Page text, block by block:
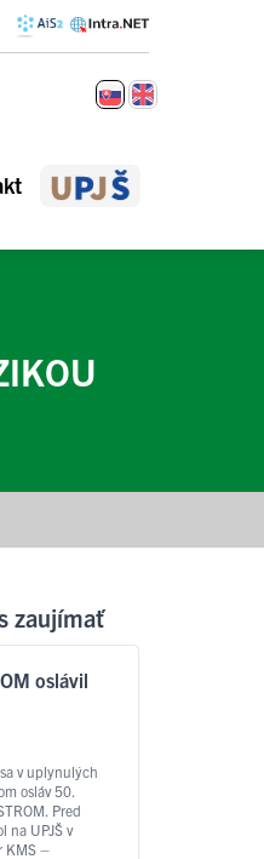
zaujímať
oslávil
v uplynulých
osláv 50.
Pred
na UPJŠ v
KMS –